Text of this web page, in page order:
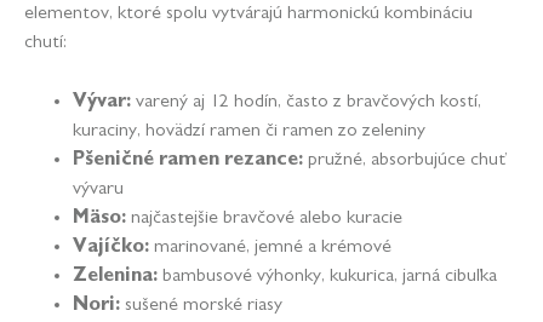
elementov, ktoré spolu vytvárajú harmonickú kombináciu
chutí:
Vývar: varený aj 12 hodín, často z bravčových kostí,
kuraciny, hovädzí ramen či ramen zo zeleniny
Pšeničné ramen rezance: pružné, absorbujúce chuť
vývaru
Mäso: najčastejšie bravčové alebo kuracie
Vajíčko: marinované, jemné a krémové
Zelenina: bambusové výhonky, kukurica, jarná cibuľka
Nori: sušené morské riasy